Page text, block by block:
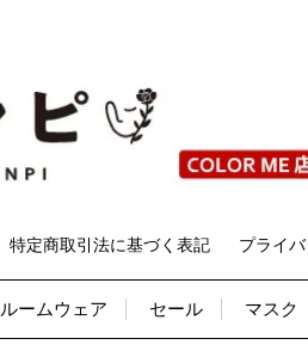
特定商取引法に基づく表記 プライ
ルームウェア セール マスク